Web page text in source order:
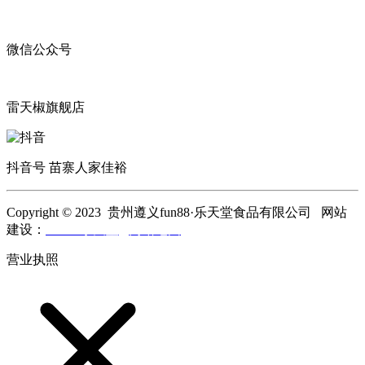
微信公众号
雷天椒旗舰店
抖音号 苗寨人家佳裕
Copyright © 2023 贵州遵义fun88·乐天堂食品有限公司 网站
建设：
营业执照